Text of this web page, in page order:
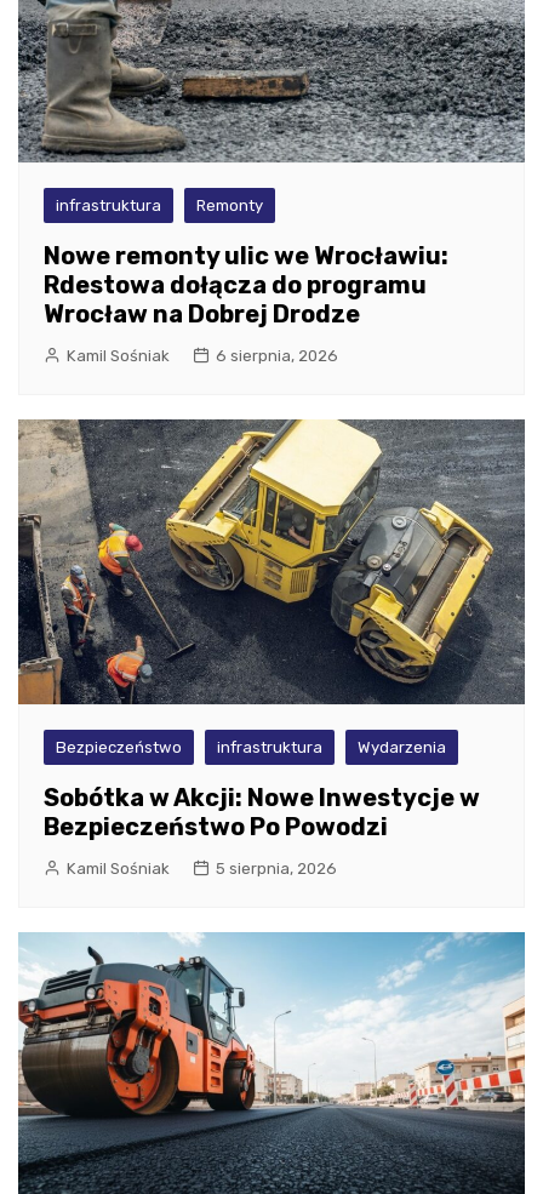
infrastruktura Remonty
Nowe remonty ulic we Wrocławiu:
Rdestowa dołącza do programu
Wrocław na Dobrej Drodze
Kamil Sośniak 6 sierpnia, 2026
Bezpieczeństwo infrastruktura Wydarzenia
Sobótka w Akcji: Nowe Inwestycje w
Bezpieczeństwo Po Powodzi
Kamil Sośniak 5 sierpnia, 2026